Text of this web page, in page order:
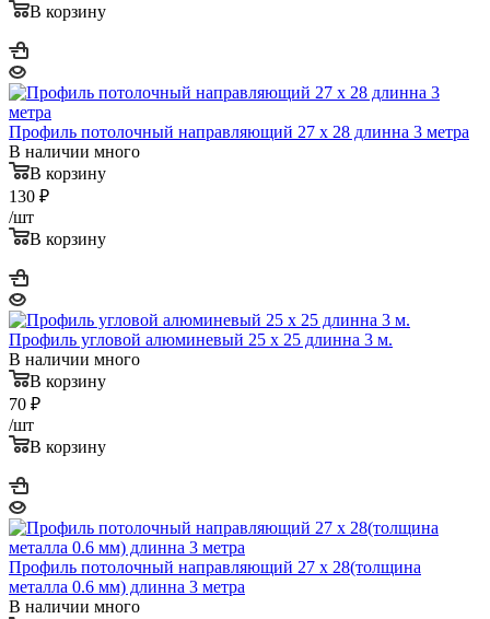
В корзину
Профиль потолочный направляющий 27 x 28 длинна 3 метра
В наличии много
В корзину
130 ₽
/шт
В корзину
Профиль угловой алюминевый 25 x 25 длинна 3 м.
В наличии много
В корзину
70 ₽
/шт
В корзину
Профиль потолочный направляющий 27 x 28(толщина
металла 0.6 мм) длинна 3 метра
В наличии много